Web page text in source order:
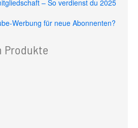
– So verdienst du 2025
Werbung für neue Abonnenten?
Produkte